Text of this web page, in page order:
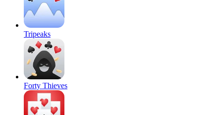
Tripeaks
Forty Thieves